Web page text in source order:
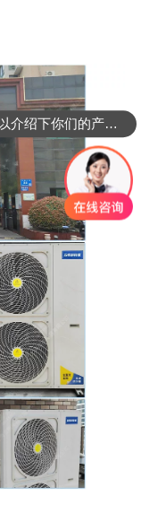
可以介绍下你们的产品么